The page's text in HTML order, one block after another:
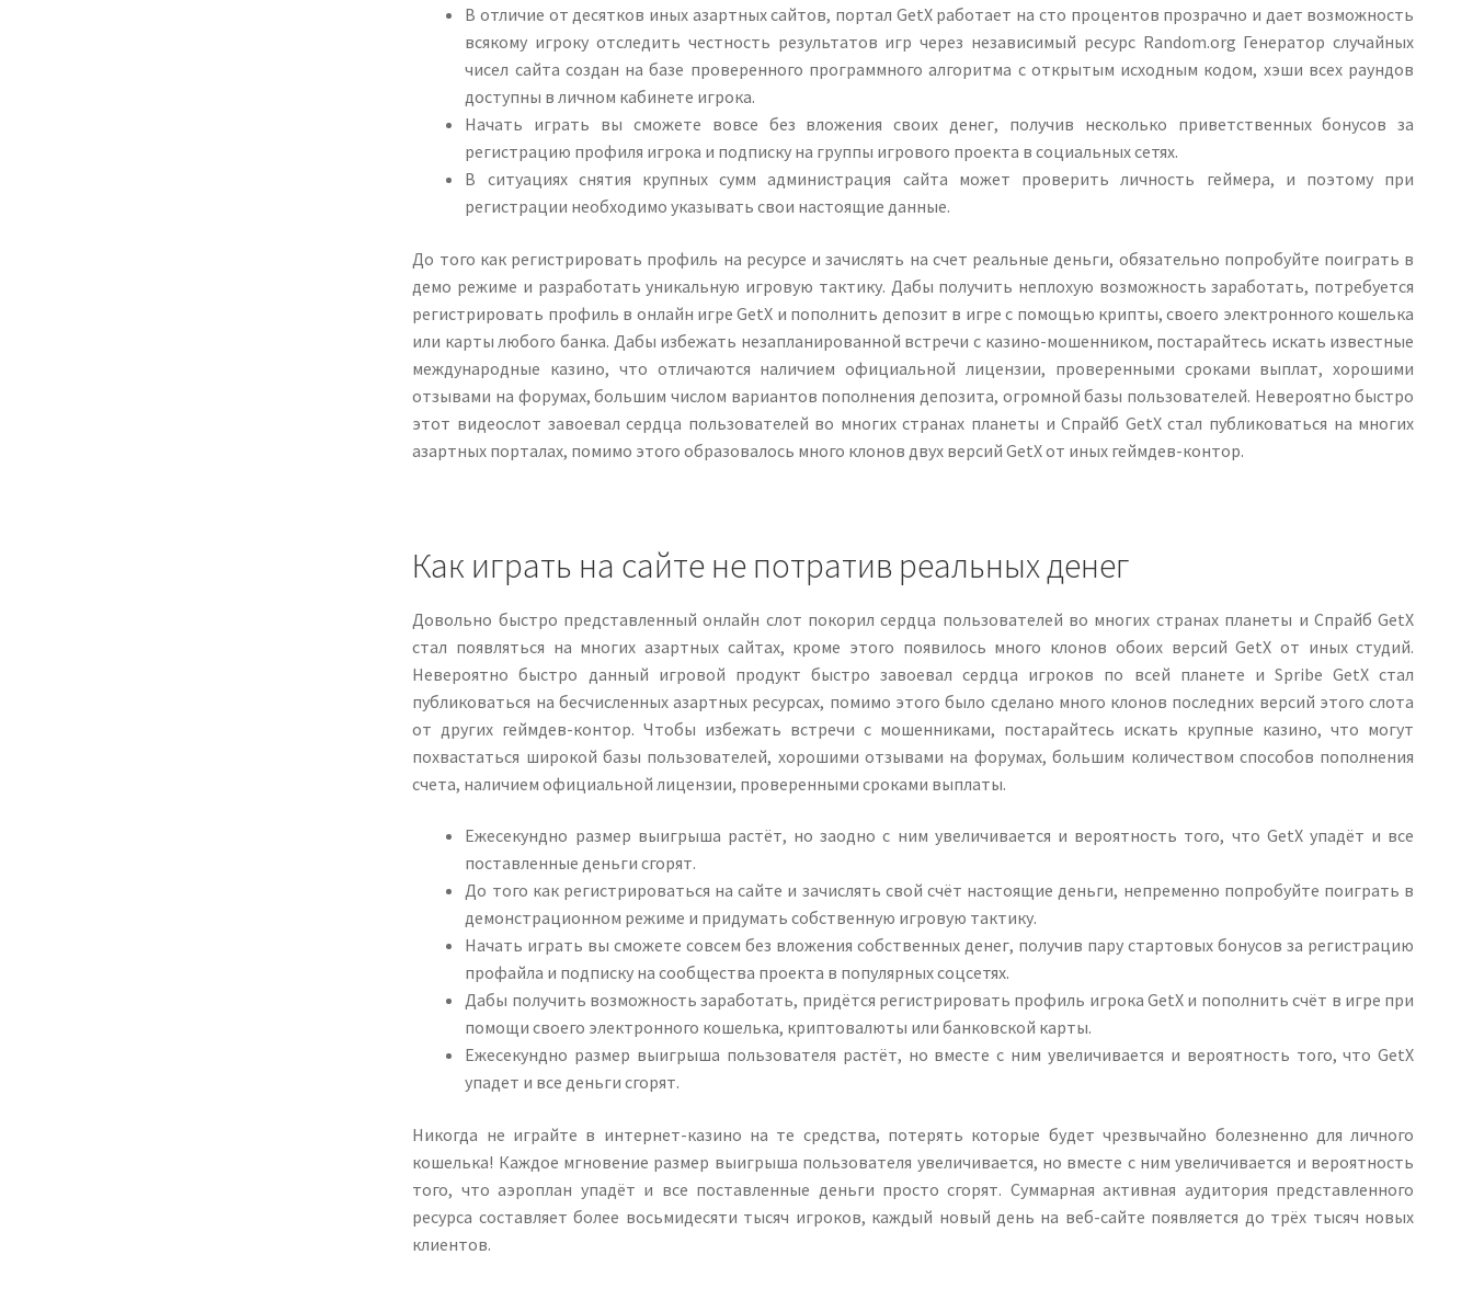
В отличие от десятков иных азартных сайтов, портал GetX работает на сто процентов прозрачно и дает возможность
всякому игроку отследить честность результатов игр через независимый ресурс Random.org Генератор случайных
чисел сайта создан на базе проверенного программного алгоритма с открытым исходным кодом, хэши всех раундов
доступны в личном кабинете игрока.
Начать играть вы сможете вовсе без вложения своих денег, получив несколько приветственных бонусов за
регистрацию профиля игрока и подписку на группы игрового проекта в социальных сетях.
В ситуациях снятия крупных сумм администрация сайта может проверить личность геймера, и поэтому при
регистрации необходимо указывать свои настоящие данные.
До того как регистрировать профиль на ресурсе и зачислять на счет реальные деньги, обязательно попробуйте поиграть в
демо режиме и разработать уникальную игровую тактику. Дабы получить неплохую возможность заработать, потребуется
регистрировать профиль в онлайн игре GetX и пополнить депозит в игре с помощью крипты, своего электронного кошелька
или карты любого банка. Дабы избежать незапланированной встречи с казино-мошенником, постарайтесь искать известные
международные казино, что отличаются наличием официальной лицензии, проверенными сроками выплат, хорошими
отзывами на форумах, большим числом вариантов пополнения депозита, огромной базы пользователей. Невероятно быстро
этот видеослот завоевал сердца пользователей во многих странах планеты и Спрайб GetX стал публиковаться на многих
азартных порталах, помимо этого образовалось много клонов двух версий GetX от иных геймдев-контор.
Как играть на сайте не потратив реальных денег
Довольно быстро представленный онлайн слот покорил сердца пользователей во многих странах планеты и Спрайб GetX
стал появляться на многих азартных сайтах, кроме этого появилось много клонов обоих версий GetX от иных студий.
Невероятно быстро данный игровой продукт быстро завоевал сердца игроков по всей планете и Spribe GetX стал
публиковаться на бесчисленных азартных ресурсах, помимо этого было сделано много клонов последних версий этого слота
от других геймдев-контор. Чтобы избежать встречи с мошенниками, постарайтесь искать крупные казино, что могут
похвастаться широкой базы пользователей, хорошими отзывами на форумах, большим количеством способов пополнения
счета, наличием официальной лицензии, проверенными сроками выплаты.
Ежесекундно размер выигрыша растёт, но заодно с ним увеличивается и вероятность того, что GetX упадёт и все
поставленные деньги сгорят.
До того как регистрироваться на сайте и зачислять свой счёт настоящие деньги, непременно попробуйте поиграть в
демонстрационном режиме и придумать собственную игровую тактику.
Начать играть вы сможете совсем без вложения собственных денег, получив пару стартовых бонусов за регистрацию
профайла и подписку на сообщества проекта в популярных соцсетях.
Дабы получить возможность заработать, придётся регистрировать профиль игрока GetX и пополнить счёт в игре при
помощи своего электронного кошелька, криптовалюты или банковской карты.
Ежесекундно размер выигрыша пользователя растёт, но вместе с ним увеличивается и вероятность того, что GetX
упадет и все деньги сгорят.
Никогда не играйте в интернет-казино на те средства, потерять которые будет чрезвычайно болезненно для личного
кошелька! Каждое мгновение размер выигрыша пользователя увеличивается, но вместе с ним увеличивается и вероятность
того, что аэроплан упадёт и все поставленные деньги просто сгорят. Суммарная активная аудитория представленного
ресурса составляет более восьмидесяти тысяч игроков, каждый новый день на веб-сайте появляется до трёх тысяч новых
клиентов.